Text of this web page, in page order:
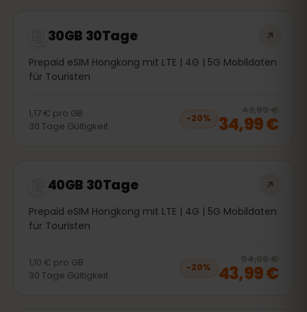
30GB 30Tage
Prepaid eSIM Hongkong mit LTE | 4G | 5G Mobildaten
für Touristen
1,17 € pro GB
30 Tage Gültigkeit
−20%
43,99 €
34,99 €
40GB 30Tage
Prepaid eSIM Hongkong mit LTE | 4G | 5G Mobildaten
für Touristen
1,10 € pro GB
30 Tage Gültigkeit
−20%
54,99 €
43,99 €